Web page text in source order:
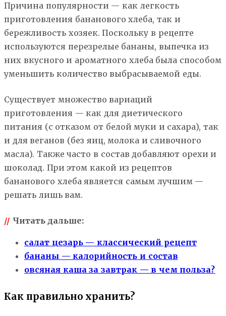
Причина популярности — как легкость
приготовления бананового хлеба, так и
бережливость хозяек. Поскольку в рецепте
используются перезрелые бананы, выпечка из
них вкусного и ароматного хлеба была способом
уменьшить количество выбрасываемой еды.
Существует множество вариаций
приготовления — как для диетического
питания (с отказом от белой муки и сахара), так
и для веганов (без яиц, молока и сливочного
масла). Также часто в состав добавляют орехи и
шоколад. При этом какой из рецептов
бананового хлеба является самым лучшим —
решать лишь вам.
// Читать дальше:
салат цезарь — классический рецепт
бананы — калорийность и состав
овсяная каша за завтрак — в чем польза?
Как правильно хранить?